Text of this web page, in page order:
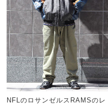
NFLのロサンゼルスRAMSのレ